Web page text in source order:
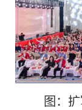
图：